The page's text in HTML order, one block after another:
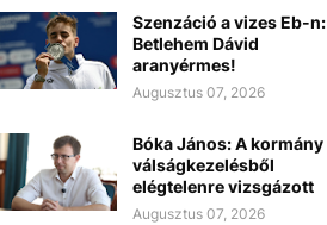
Szenzáció a vizes Eb-n:
Betlehem Dávid
aranyérmes!
Augusztus 07, 2026
Bóka János: A kormány
válságkezelésből
elégtelenre vizsgázott
Augusztus 07, 2026